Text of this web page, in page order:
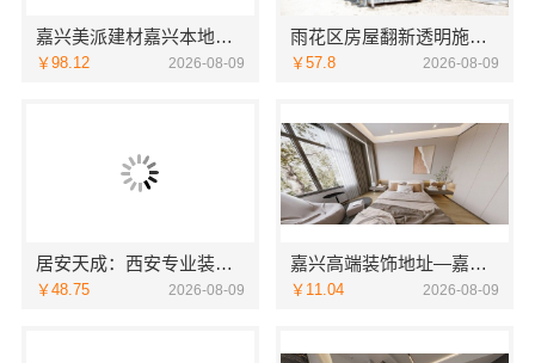
嘉兴美派建材嘉兴本地家装施工全包透明报价，闭口合同零增项
￥98.12 2026-08-09
雨花区房屋翻新透明施工湖南创益讯建筑有限公司
￥57.8 2026-08-09
居安天成：西安专业装修平层 免费量房出方案
￥48.75 2026-08-09
嘉兴高端装饰地址—嘉兴锦居装饰材料有限公司
￥11.04 2026-08-09